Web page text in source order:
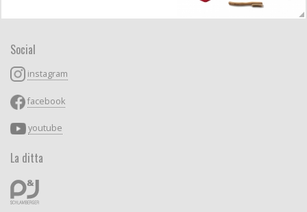
Social
instagram
facebook
youtube
La ditta